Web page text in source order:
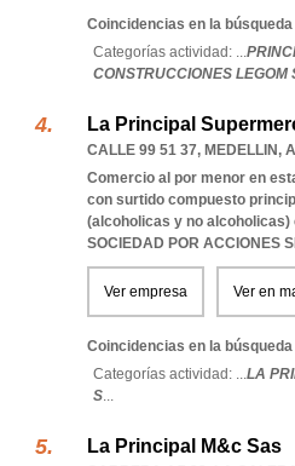
Coincidencias en la búsqueda
Categorías actividad: ...
CONSTRUCCIONES LEGOM
La Principal
CALLE 99 51 37, MEDELLIN,
Comercio al por menor en
con surtido compuesto
(alcoholicas y no alcoholicas)
SOCIEDAD POR ACCIONES
Ver empresa Ver en
Coincidencias en la búsqueda
Categorías actividad: ...LA
S...
La Principal M&c Sas